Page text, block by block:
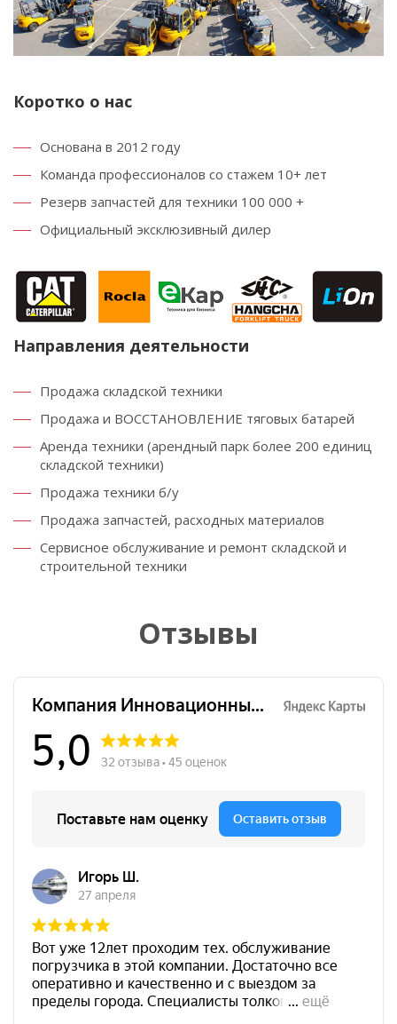
Коротко о нас
Основана в 2012 году
Команда профессионалов со стажем 10+ лет
Резерв запчастей для техники 100 000 +
Официальный эксклюзивный дилер
Направления деятельности
Продажа складской техники
Продажа и ВОССТАНОВЛЕНИЕ тяговых батарей
Аренда техники (арендный парк более 200 единиц
складской техники)
Продажа техники б/у
Продажа запчастей, расходных материалов
Сервисное обслуживание и ремонт складской и
строительной техники
Отзывы